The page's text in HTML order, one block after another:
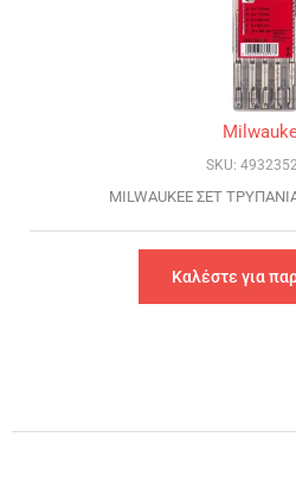
SKU:
MILWAUKEE ΣΕΤ
Καλέστε για